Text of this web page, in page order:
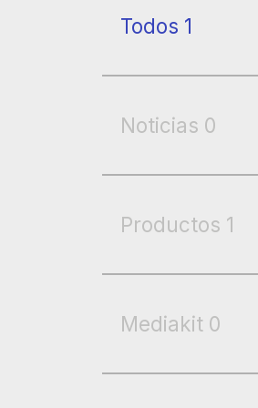
Todos 1
Noticias 0
Productos 1
Mediakit 0